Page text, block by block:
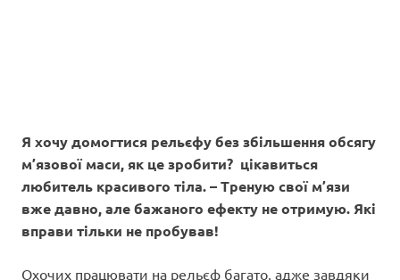
Я хочу домогтися рельєфу без збільшення обсягу
м’язової маси, як це зробити? цікавиться
любитель красивого тіла. – Треную свої м’язи
вже давно, але бажаного ефекту не отримую. Які
вправи тільки не пробував!
Охочих працювати на рельєф багато, адже завдяки